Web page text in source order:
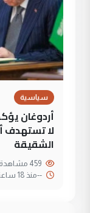
سياسية
أردوغان
لا تستهدف
الشقيقة
--منذ 18 ساعة